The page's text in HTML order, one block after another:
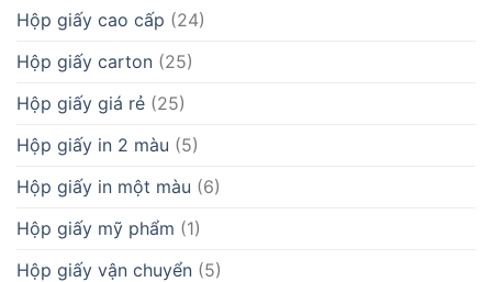
Hộp giấy cao cấp (24)
Hộp giấy carton (25)
Hộp giấy giá rẻ (25)
Hộp giấy in 2 màu (5)
Hộp giấy in một màu (6)
Hộp giấy mỹ phẩm (1)
Hộp giấy vận chuyển (5)